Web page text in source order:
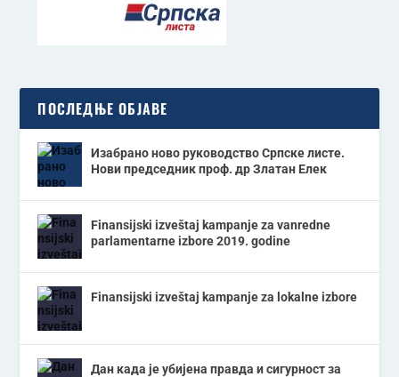
ПОСЛЕДЊЕ ОБЈАВЕ
Изабрано ново руководство Српске листе.
Нови председник проф. др Златан Елек
Finansijski izveštaj kampanje za vanredne
parlamentarne izbore 2019. godine
Finansijski izveštaj kampanje za lokalne izbore
Дан када је убијена правда и сигурност за